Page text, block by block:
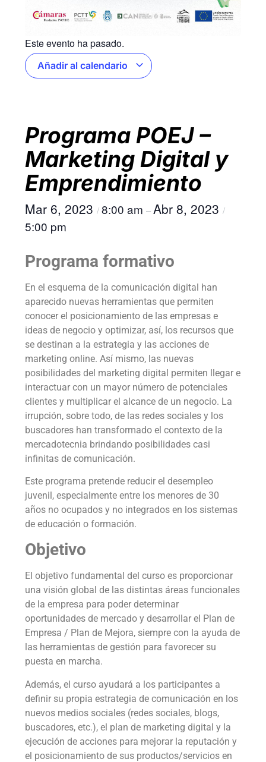
Este evento ha pasado.
Añadir al calendario
Programa POEJ –
Marketing Digital y
Emprendimiento
Mar 6, 2023 /8:00 am –Abr 8, 2023 /
5:00 pm
Programa formativo
En el esquema de la comunicación digital han
aparecido nuevas herramientas que permiten
conocer el posicionamiento de las empresas e
ideas de negocio y optimizar, así, los recursos que
se destinan a la estrategia y las acciones de
marketing online. Así mismo, las nuevas
posibilidades del marketing digital permiten llegar e
interactuar con un mayor número de potenciales
clientes y multiplicar el alcance de un negocio. La
irrupción, sobre todo, de las redes sociales y los
buscadores han transformado el contexto de la
mercadotecnia brindando posibilidades casi
infinitas de comunicación.
Este programa pretende reducir el desempleo
juvenil, especialmente entre los menores de 30
años no ocupados y no integrados en los sistemas
de educación o formación.
Objetivo
El objetivo fundamental del curso es proporcionar
una visión global de las distintas áreas funcionales
de la empresa para poder determinar
oportunidades de mercado y desarrollar el Plan de
Empresa / Plan de Mejora, siempre con la ayuda de
las herramientas de gestión para favorecer su
puesta en marcha.
Además, el curso ayudará a los participantes a
definir su propia estrategia de comunicación en los
nuevos medios sociales (redes sociales, blogs,
buscadores, etc.), el plan de marketing digital y la
ejecución de acciones para mejorar la reputación y
el posicionamiento de sus productos/servicios en